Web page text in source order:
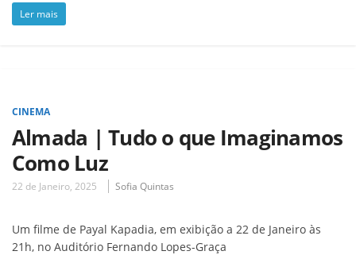
Ler mais
CINEMA
Almada | Tudo o que Imaginamos
Como Luz
22 de Janeiro, 2025 Sofia Quintas
Um filme de Payal Kapadia, em exibição a 22 de Janeiro às
21h, no Auditório Fernando Lopes-Graça